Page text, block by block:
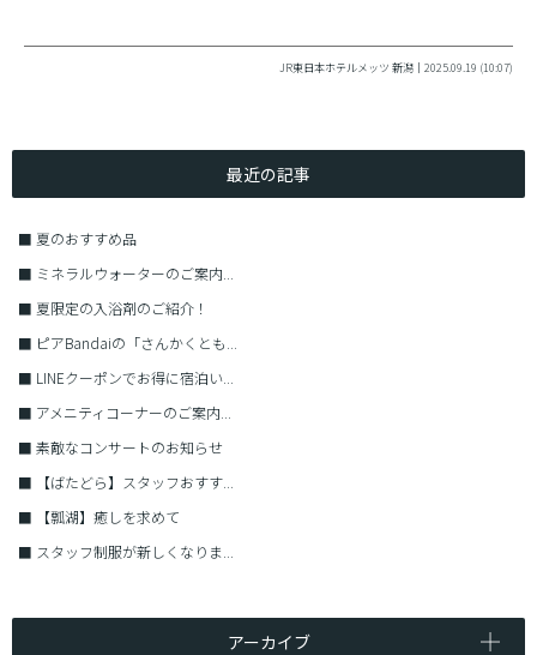
JR東日本ホテルメッツ 新潟｜2025.09.19 (10:07)
最近の記事
■ 夏のおすすめ品
■ ミネラルウォーターのご案内...
■ 夏限定の入浴剤のご紹介！
■ ピアBandaiの「さんかくとも...
■ LINEクーポンでお得に宿泊い...
■ アメニティコーナーのご案内...
■ 素敵なコンサートのお知らせ
■
【ばたどら】スタッフおすす...
■
【瓢湖】癒しを求めて
■ スタッフ制服が新しくなりま...
アーカイブ